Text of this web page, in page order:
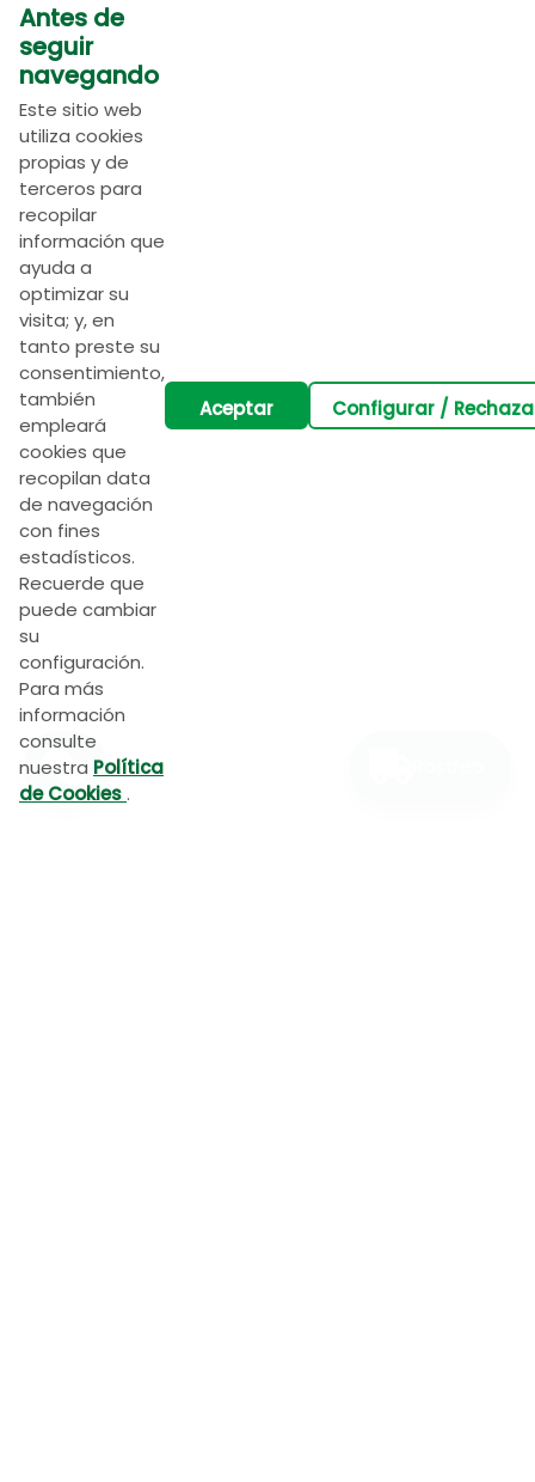
Antes de
seguir
navegando
Este sitio web
utiliza cookies
propias y de
terceros para
recopilar
información que
ayuda a
optimizar su
visita; y, en
tanto preste su
consentimiento,
también
empleará
cookies que
recopilan data
de navegación
con fines
estadísticos.
Recuerde que
puede cambiar
su
configuración.
Para más
información
consulte
nuestra Política
de Cookies.
Aceptar Configurar /
Ingrese su nombre:
Ingrese su apellido:
Ingrese su correo:
Ingrese su teléfono: